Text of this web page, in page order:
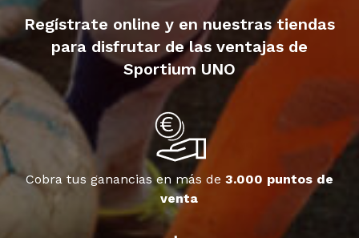
Regístrate online y en nuestras tiendas
para disfrutar de las ventajas de
Sportium UNO
Cobra tus ganancias en más de 3.000 puntos de
venta